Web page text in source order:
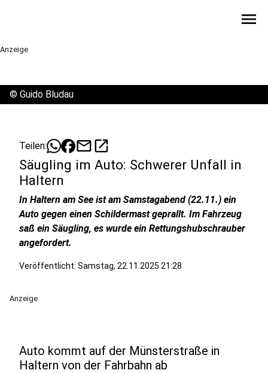
menu
Anzeige
© Guido Bludau
Teilen: mailopen_in_new
Säugling im Auto: Schwerer Unfall in
Haltern
In Haltern am See ist am Samstagabend (22.11.) ein
Auto gegen einen Schildermast geprallt. Im Fahrzeug
saß ein Säugling, es wurde ein Rettungshubschrauber
angefordert.
Veröffentlicht: Samstag, 22.11.2025 21:28
Anzeige
Auto kommt auf der Münsterstraße in
Haltern von der Fahrbahn ab